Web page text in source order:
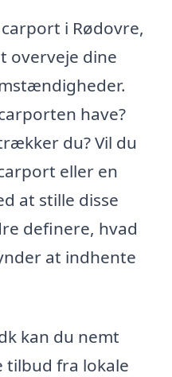
i Rødovre,
overveje dine
have?
du? Vil du
eller en
at stille disse
definere, hvad
at indhente
kan du nemt
tilbud fra lokale